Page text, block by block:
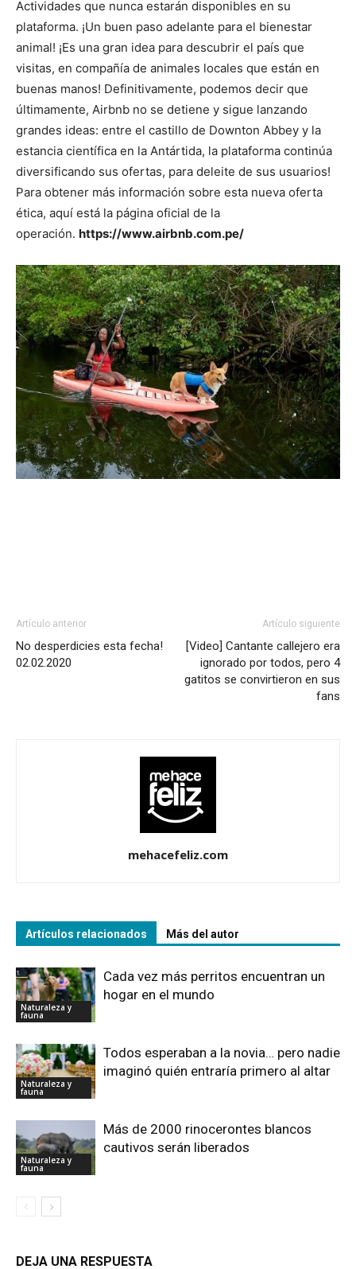
Actividades que nunca estarán disponibles en su
plataforma. ¡Un buen paso adelante para el bienestar
animal! ¡Es una gran idea para descubrir el país que
visitas, en compañía de animales locales que están en
buenas manos! Definitivamente, podemos decir que
últimamente, Airbnb no se detiene y sigue lanzando
grandes ideas: entre el castillo de Downton Abbey y la
estancia científica en la Antártida, la plataforma continúa
diversificando sus ofertas, para deleite de sus usuarios!
Para obtener más información sobre esta nueva oferta
ética, aquí está la página oficial de la
operación. https://www.airbnb.com.pe/
Artículo anterior
No desperdicies esta fecha!
02.02.2020
Artículo siguiente
[Video] Cantante callejero era
ignorado por todos, pero 4
gatitos se convirtieron en sus
fans
mehacefeliz.com
Artículos relacionados Más del autor
Naturaleza y
fauna
Cada vez más perritos encuentran un
hogar en el mundo
Naturaleza y
fauna
Todos esperaban a la novia… pero nadie
imaginó quién entraría primero al altar
Naturaleza y
fauna
Más de 2000 rinocerontes blancos
cautivos serán liberados
DEJA UNA RESPUESTA